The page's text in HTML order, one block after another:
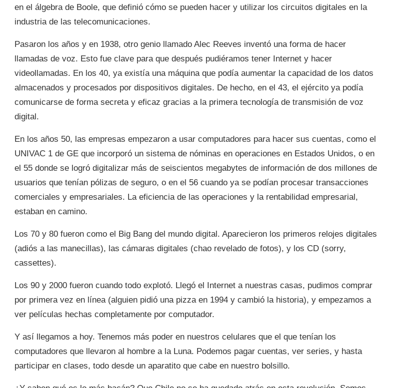
en el álgebra de Boole, que definió cómo se pueden hacer y utilizar los circuitos digitales en la
industria de las telecomunicaciones.
Pasaron los años y en 1938, otro genio llamado Alec Reeves inventó una forma de hacer
llamadas de voz. Esto fue clave para que después pudiéramos tener Internet y hacer
videollamadas. En los 40, ya existía una máquina que podía aumentar la capacidad de los datos
almacenados y procesados por dispositivos digitales. De hecho, en el 43, el ejército ya podía
comunicarse de forma secreta y eficaz gracias a la primera tecnología de transmisión de voz
digital.
En los años 50, las empresas empezaron a usar computadores para hacer sus cuentas, como el
UNIVAC 1 de GE que incorporó un sistema de nóminas en operaciones en Estados Unidos, o en
el 55 donde se logró digitalizar más de seiscientos megabytes de información de dos millones de
usuarios que tenían pólizas de seguro, o en el 56 cuando ya se podían procesar transacciones
comerciales y empresariales. La eficiencia de las operaciones y la rentabilidad empresarial,
estaban en camino.
Los 70 y 80 fueron como el Big Bang del mundo digital. Aparecieron los primeros relojes digitales
(adiós a las manecillas), las cámaras digitales (chao revelado de fotos), y los CD (sorry,
cassettes).
Los 90 y 2000 fueron cuando todo explotó. Llegó el Internet a nuestras casas, pudimos comprar
por primera vez en línea (alguien pidió una pizza en 1994 y cambió la historia), y empezamos a
ver películas hechas completamente por computador.
Y así llegamos a hoy. Tenemos más poder en nuestros celulares que el que tenían los
computadores que llevaron al hombre a la Luna. Podemos pagar cuentas, ver series, y hasta
participar en clases, todo desde un aparatito que cabe en nuestro bolsillo.